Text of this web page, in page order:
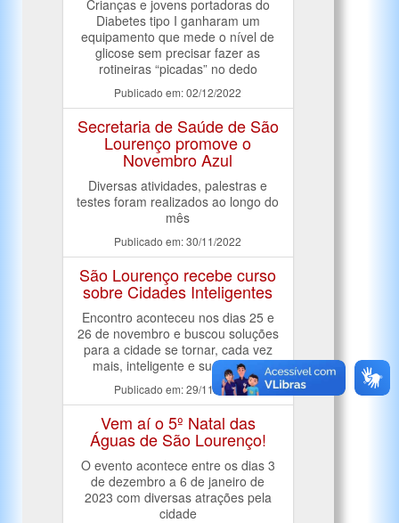
Crianças e jovens portadoras do
Diabetes tipo I ganharam um
equipamento que mede o nível de
glicose sem precisar fazer as
rotineiras “picadas” no dedo
Publicado em: 02/12/2022
Secretaria de Saúde de São
Lourenço promove o
Novembro Azul
Diversas atividades, palestras e
testes foram realizados ao longo do
mês
Publicado em: 30/11/2022
São Lourenço recebe curso
sobre Cidades Inteligentes
Encontro aconteceu nos dias 25 e
26 de novembro e buscou soluções
para a cidade se tornar, cada vez
mais, inteligente e sustentável
Publicado em: 29/11/2022
Vem aí o 5º Natal das
Águas de São Lourenço!
O evento acontece entre os dias 3
de dezembro a 6 de janeiro de
2023 com diversas atrações pela
cidade